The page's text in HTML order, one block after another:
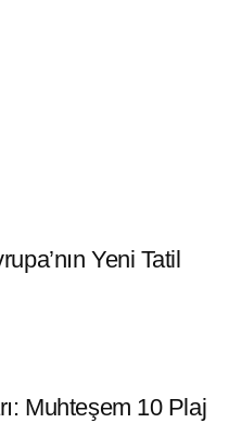
Yeni Tatil
Muhteşem 10 Plaj